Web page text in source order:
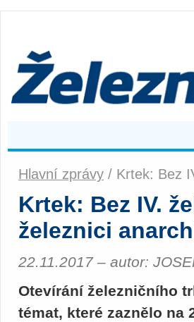
Hlavní zprávy / Krtek: Bez
Krtek: Bez IV.
železnici
22.11.2017 – autor:
Otevírání železničního
témat, které zaznělo na